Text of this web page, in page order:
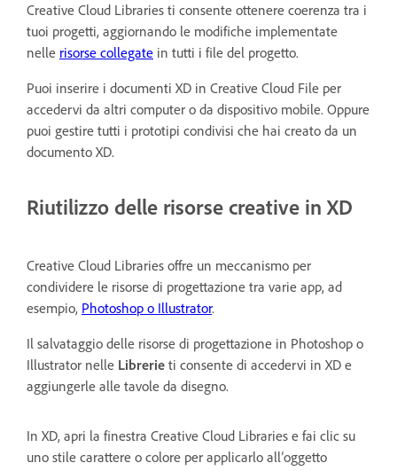
Creative Cloud Libraries ti consente ottenere coerenza tra i
tuoi progetti, aggiornando le modifiche implementate
nelle risorse collegate in tutti i file del progetto.
Puoi inserire i documenti XD in Creative Cloud File per
accedervi da altri computer o da dispositivo mobile. Oppure
puoi gestire tutti i prototipi condivisi che hai creato da un
documento XD.
Riutilizzo delle risorse creative in XD
Creative Cloud Libraries offre un meccanismo per
condividere le risorse di progettazione tra varie app, ad
esempio, Photoshop o Illustrator.
Il salvataggio delle risorse di progettazione in Photoshop o
Illustrator nelle Librerie ti consente di accedervi in XD e
aggiungerle alle tavole da disegno.
In XD, apri la finestra Creative Cloud Libraries e fai clic su
uno stile carattere o colore per applicarlo all’oggetto